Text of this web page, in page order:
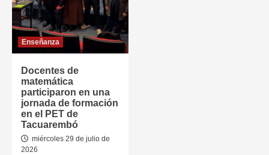
Enseñanza
Docentes de
matemática
participaron en una
jornada de formación
en el PET de
Tacuarembó
miércoles 29 de julio de
2026